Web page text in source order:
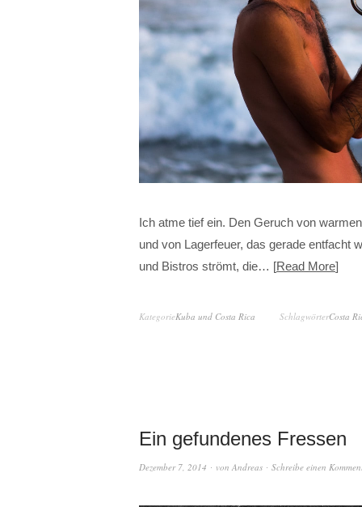
Ich atme tief ein. Den Geruch von
und von Lagerfeuer, das gerade entfacht
und Bistros strömt, die…
Read More
KategorieKuba und Costa Rica SchlagwörterCosta
Ein gefundenes Fressen
Dezember 7, 2014 von Andreas Schreibe einen